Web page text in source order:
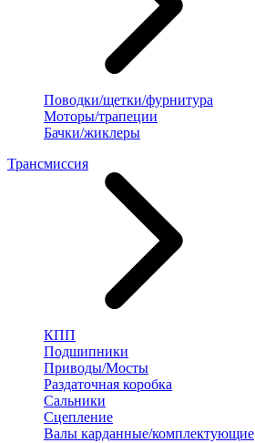
Поводки/щетки/фурнитура
Моторы/трапеции
Бачки/жиклеры
Трансмиссия
КПП
Подшипники
Приводы/Мосты
Раздаточная коробка
Сальники
Сцепление
Валы карданные/комплектующие